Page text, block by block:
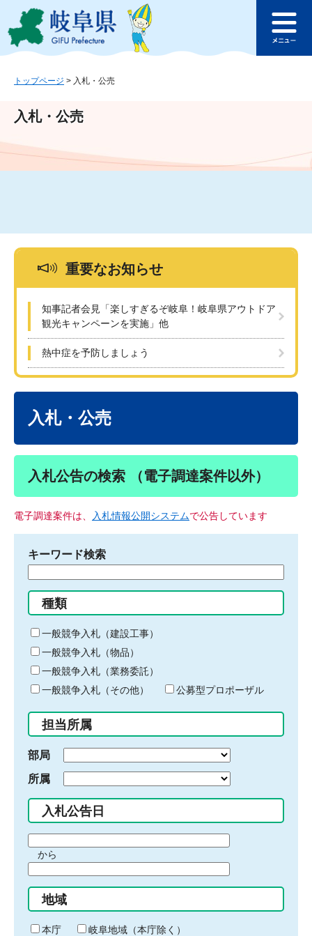
ジ
ュ
文
このページの本文へ
ュ
トップページ > 入札・公売
入札・公売
重要なお知らせ
知事記者会見「楽しすぎるぞ岐阜！岐阜県アウトドア
観光キャンペーンを実施」他
熱中症を予防しましょう
入札・公売
入札公告の検索 （電子調達案件以外）
電子調達案件は、 入札情報公開システムで公告しています
キーワード検索
る
キ
ー
ワ
ー
ド
入
力
種類
一般競争入札（建設工事）
一般競争入札（物品）
一般競争入札（業務委託）
一般競争入札（その他）
公募型プロポーザル
担当所属
部局
所属
入札公告日
間
始
り
から
間
終
わ
地域
本庁
岐阜地域（本庁除く）